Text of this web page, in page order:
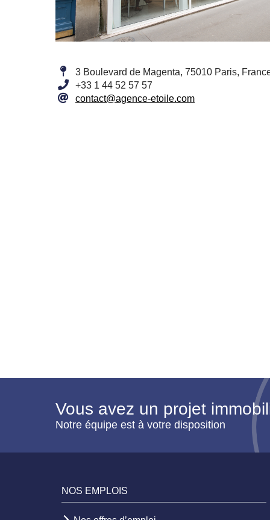
3 Boulevard de Magenta, 75010 Paris,
+33 1 44 52 57 57
contact@agence-etoile.com
Vous avez un projet
Notre équipe est à votre disposition
NOS EMPLOIS